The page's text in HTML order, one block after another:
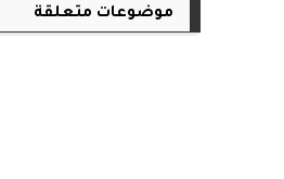
موضوعات متعلقة